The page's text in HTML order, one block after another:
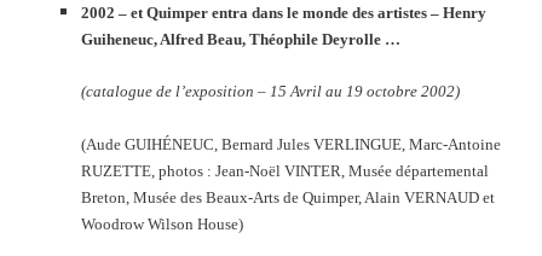
2002 – et Quimper entra dans le monde des artistes – Henry
Guiheneuc, Alfred Beau, Théophile Deyrolle …
(catalogue de l’exposition – 15 Avril au 19 octobre 2002)
(Aude GUIHÉNEUC, Bernard Jules VERLINGUE, Marc-Antoine
RUZETTE, photos : Jean-Noël VINTER, Musée départemental
Breton, Musée des Beaux-Arts de Quimper, Alain VERNAUD et
Woodrow Wilson House)